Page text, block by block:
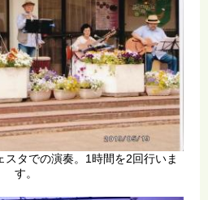
スタでの演奏。1時間を2回行いま
す。